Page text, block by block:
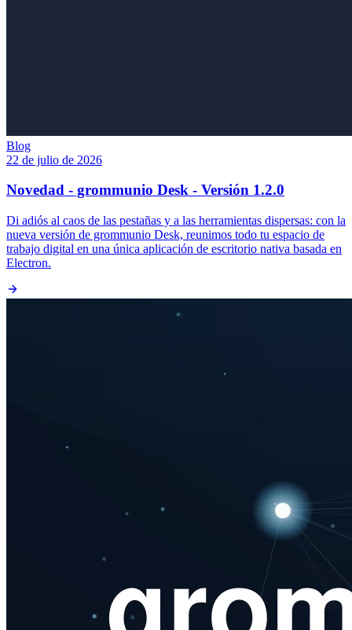
Blog
22 de julio de 2026
Novedad - grommunio Desk - Versión 1.2.0
Di adiós al caos de las pestañas y a las herramientas dispersas: con la
nueva versión de grommunio Desk, reunimos todo tu espacio de
trabajo digital en una única aplicación de escritorio nativa basada en
Electron.